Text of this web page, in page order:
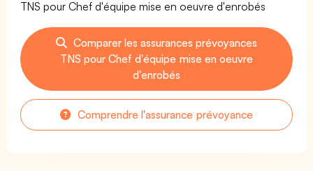
TNS pour Chef d'équipe mise en oeuvre d'enrobés
Comparer les assurances prévoyances
TNS pour Chef d'équipe mise en oeuvre
d'enrobés
Comprendre l'assurance prévoyance